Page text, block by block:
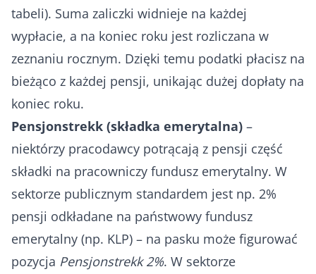
tabeli). Suma zaliczki widnieje na każdej
wypłacie, a na koniec roku jest rozliczana w
zeznaniu rocznym. Dzięki temu podatki płacisz na
bieżąco z każdej pensji, unikając dużej dopłaty na
koniec roku.
Pensjonstrekk (składka emerytalna) –
niektórzy pracodawcy potrącają z pensji część
składki na pracowniczy fundusz emerytalny. W
sektorze publicznym standardem jest np. 2%
pensji odkładane na państwowy fundusz
emerytalny (np. KLP) – na pasku może figurować
pozycja Pensjonstrekk 2%. W sektorze